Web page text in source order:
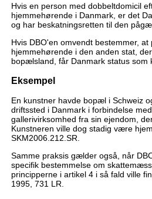
Hvis en person med dobbeltdomicil
hjemmehørende i Danmark, er det
og har beskatningsretten til den
Hvis DBO'en omvendt bestemmer,
hjemmehørende i den anden stat,
bopælsland, får Danmark status som
Eksempel
En kunstner havde bopæl i Schweiz
driftssted i Danmark i forbindelse
gallerivirksomhed fra sin ejendom,
Kunstneren ville dog stadig være
SKM2006.212.SR.
Samme praksis gælder også, når
specifik bestemmelse om
principperne i artikel 4 i så fald ville
1995, 731 LR.